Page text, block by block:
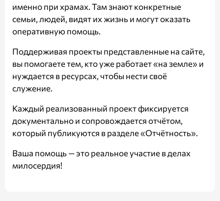
именно при храмах. Там знают конкретные
семьи, людей, видят их жизнь и могут оказать
оперативную помощь.
Поддерживая проекты представленные на сайте,
вы помогаете тем, кто уже работает «на земле» и
нуждается в ресурсах, чтобы нести своё
служение.
Каждый реализованный проект фиксируется
документально и сопровождается отчётом,
который публикуются в разделе«Отчётность».
Ваша помощь — это реальное участие в делах
милосердия!